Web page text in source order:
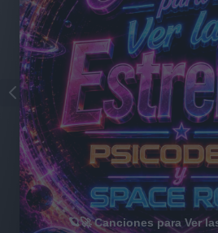
🪐🚀 Canciones para Ver